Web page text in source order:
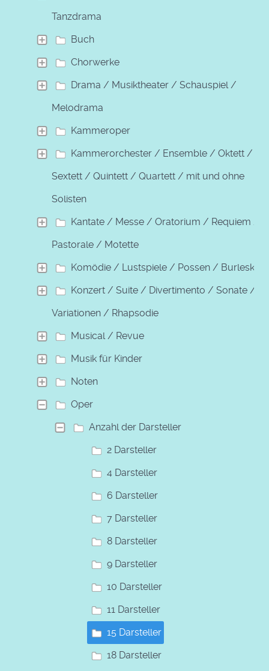
Tanzdrama
Buch
Chorwerke
Drama / Musiktheater / Schauspiel /
Melodrama
Kammeroper
Kammerorchester / Ensemble / Oktett /
Sextett / Quintett / Quartett / mit und ohne
Solisten
Kantate / Messe / Oratorium / Requiem /
Pastorale / Motette
Komödie / Lustspiele / Possen / Burleske
Konzert / Suite / Divertimento / Sonate /
Variationen / Rhapsodie
Musical / Revue
Musik für Kinder
Noten
Oper
Anzahl der Darsteller
2 Darsteller
4 Darsteller
6 Darsteller
7 Darsteller
8 Darsteller
9 Darsteller
10 Darsteller
11 Darsteller
15 Darsteller
18 Darsteller